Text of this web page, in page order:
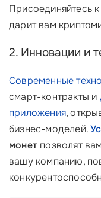
Присоединяйтесь
дарит вам
2. Инновации и
Современные
смарт-контракты и
приложения,
бизнес-моделей.
монет позволят
вашу компанию,